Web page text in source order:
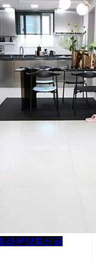
라분양최신글